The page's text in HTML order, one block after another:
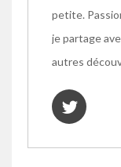
petite.
je partage
autres